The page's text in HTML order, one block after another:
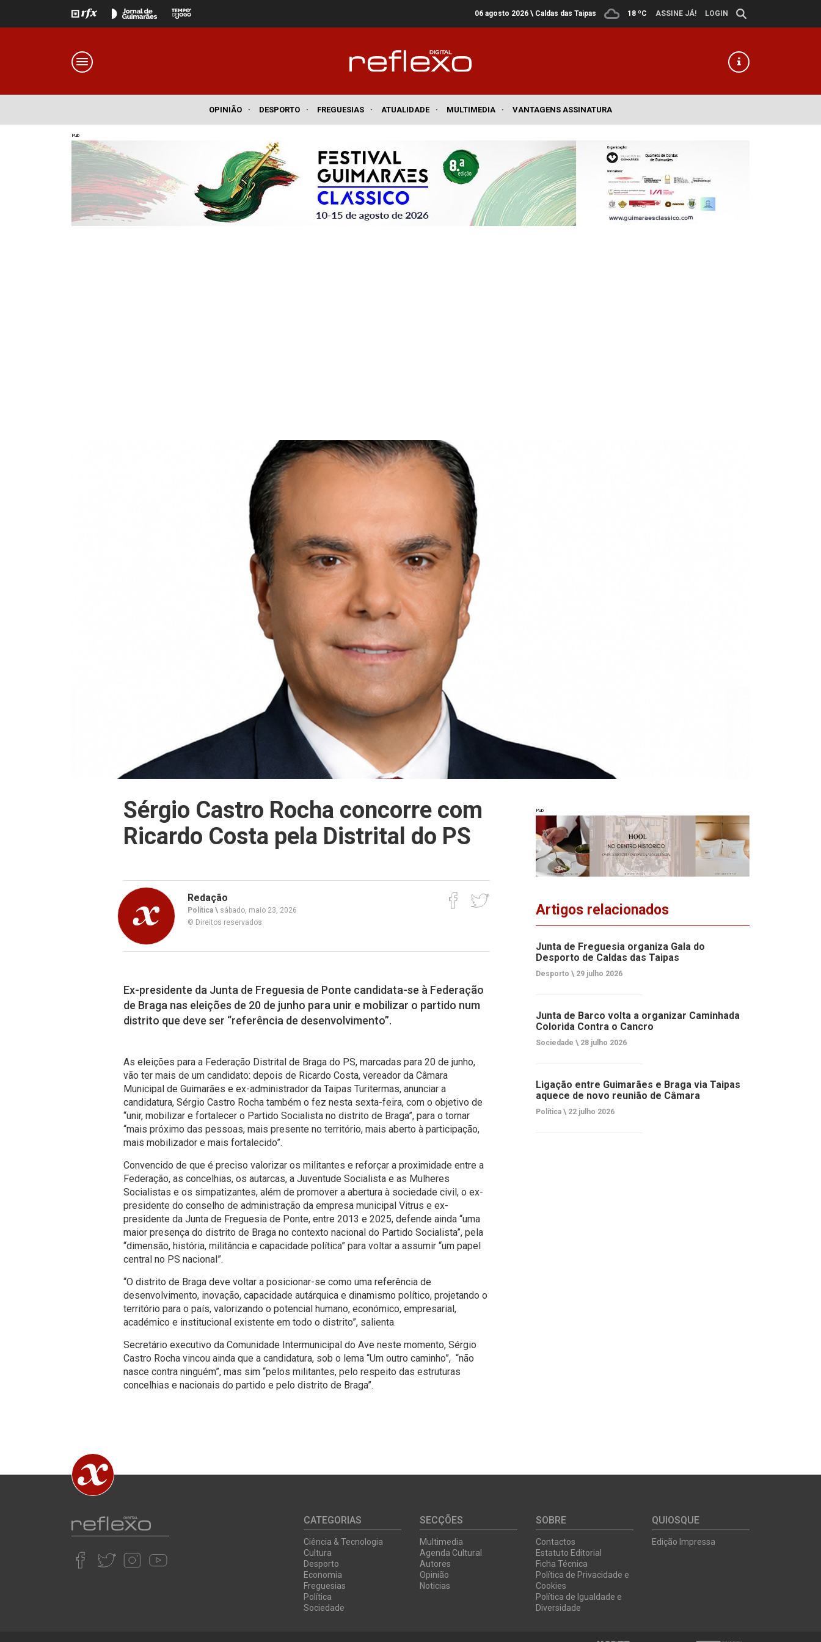
06 agosto 2026 \ Caldas das Taipas 18 ºC ASSINE JÁ! LOGIN
OPINIÃO · DESPORTO · FREGUESIAS · ATUALIDADE · MULTIMEDIA · VANTAGENS ASSINATURA
Pub
Sérgio Castro Rocha concorre com
Ricardo Costa pela Distrital do PS
Redação
Política \ sábado, maio 23, 2026
© Direitos reservados
Ex-presidente da Junta de Freguesia de Ponte candidata-se à Federação
de Braga nas eleições de 20 de junho para unir e mobilizar o partido num
distrito que deve ser “referência de desenvolvimento”.
As eleições para a Federação Distrital de Braga do PS, marcadas para 20 de junho,
vão ter mais de um candidato: depois de Ricardo Costa, vereador da Câmara
Municipal de Guimarães e ex-administrador da Taipas Turitermas, anunciar a
candidatura, Sérgio Castro Rocha também o fez nesta sexta-feira, com o objetivo de
“unir, mobilizar e fortalecer o Partido Socialista no distrito de Braga”, para o tornar
“mais próximo das pessoas, mais presente no território, mais aberto à participação,
mais mobilizador e mais fortalecido”.
Convencido de que é preciso valorizar os militantes e reforçar a proximidade entre a
Federação, as concelhias, os autarcas, a Juventude Socialista e as Mulheres
Socialistas e os simpatizantes, além de promover a abertura à sociedade civil, o ex-
presidente do conselho de administração da empresa municipal Vitrus e ex-
presidente da Junta de Freguesia de Ponte, entre 2013 e 2025, defende ainda “uma
maior presença do distrito de Braga no contexto nacional do Partido Socialista”, pela
“dimensão, história, militância e capacidade política” para voltar a assumir “um papel
central no PS nacional”.
“O distrito de Braga deve voltar a posicionar-se como uma referência de
desenvolvimento, inovação, capacidade autárquica e dinamismo político, projetando o
território para o país, valorizando o potencial humano, económico, empresarial,
académico e institucional existente em todo o distrito”, salienta.
Secretário executivo da Comunidade Intermunicipal do Ave neste momento, Sérgio
Castro Rocha vincou ainda que a candidatura, sob o lema “Um outro caminho”, “não
nasce contra ninguém”, mas sim “pelos militantes, pelo respeito das estruturas
concelhias e nacionais do partido e pelo distrito de Braga”.
Pub
Artigos relacionados
Junta de Freguesia organiza Gala do
Desporto de Caldas das Taipas
Desporto \ 29 julho 2026
Junta de Barco volta a organizar Caminhada
Colorida Contra o Cancro
Sociedade \ 28 julho 2026
Ligação entre Guimarães e Braga via Taipas
aquece de novo reunião de Câmara
Política \ 22 julho 2026
CATEGORIAS
Ciência & Tecnologia
Cultura
Desporto
Economia
Freguesias
Política
Sociedade
SECÇÕES
Multimedia
Agenda Cultural
Autores
Opinião
Noticias
SOBRE
Contactos
Estatuto Editorial
Ficha Técnica
Política de Privacidade e
Cookies
Política de Igualdade e
Diversidade
QUIOSQUE
Edição Impressa